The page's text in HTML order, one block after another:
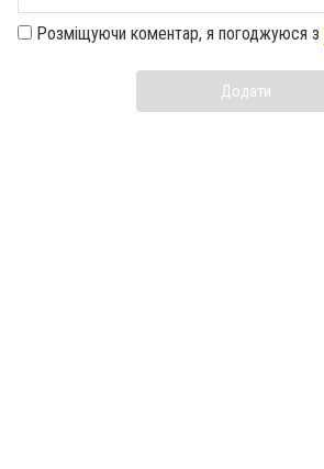
Розміщуючи коментар, я погоджуюся з
Додати